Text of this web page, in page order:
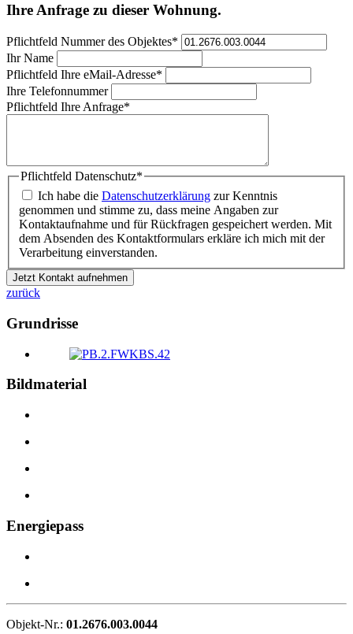
Ihre Anfrage zu dieser Wohnung.
Pflichtfeld Nummer des Objektes*
Ihr Name
Pflichtfeld Ihre eMail-Adresse*
Ihre Telefonnummer
Pflichtfeld Ihre Anfrage*
Pflichtfeld Datenschutz*
Ich habe die Datenschutzerklärung zur Kenntnis
genommen und stimme zu, dass meine Angaben zur
Kontaktaufnahme und für Rückfragen gespeichert werden. Mit
dem Absenden des Kontaktformulars erkläre ich mich mit der
Verarbeitung einverstanden.
Jetzt Kontakt aufnehmen
zurück
Grundrisse
Bildmaterial
Energiepass
Objekt-Nr.: 01.2676.003.0044